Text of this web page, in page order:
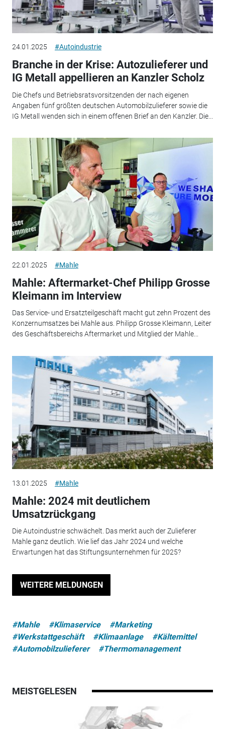
24.01.2025 #Autoindustrie
Branche in der Krise: Autozulieferer und
IG Metall appellieren an Kanzler Scholz
Die Chefs und Betriebsratsvorsitzenden der nach eigenen
Angaben fünf größten deutschen Automobilzulieferer sowie die
IG Metall wenden sich in einem offenen Brief an den Kanzler. Die...
22.01.2025 #Mahle
Mahle: Aftermarket-Chef Philipp Grosse
Kleimann im Interview
Das Service- und Ersatzteilgeschäft macht gut zehn Prozent des
Konzernumsatzes bei Mahle aus. Philipp Grosse Kleimann, Leiter
des Geschäftsbereichs Aftermarket und Mitglied der Mahle...
13.01.2025 #Mahle
Mahle: 2024 mit deutlichem
Umsatzrückgang
Die Autoindustrie schwächelt. Das merkt auch der Zulieferer
Mahle ganz deutlich. Wie lief das Jahr 2024 und welche
Erwartungen hat das Stiftungsunternehmen für 2025?
WEITERE MELDUNGEN
#Mahle #Klimaservice
#Marketing
#Werkstattgeschäft
#Klimaanlage
#Kältemittel
#Automobilzulieferer
#Thermomanagement
MEISTGELESEN